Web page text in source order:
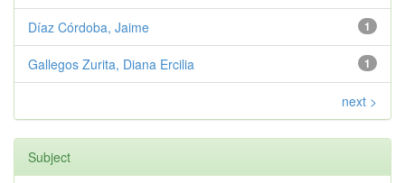
1
Díaz Córdoba, Jaime
1
Gallegos Zurita, Diana Ercilia
next >
Subject